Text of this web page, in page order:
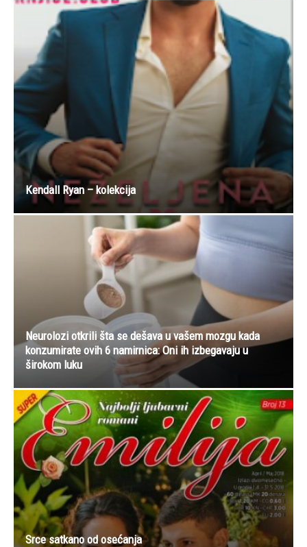
Kendall Ryan – kolekcija
Neurolozi otkrili šta se dešava u vašem mozgu kada
konzumirate ovih 6 namirnica: Oni ih izbegavaju u
širokom luku
Srce satkano od osećanja